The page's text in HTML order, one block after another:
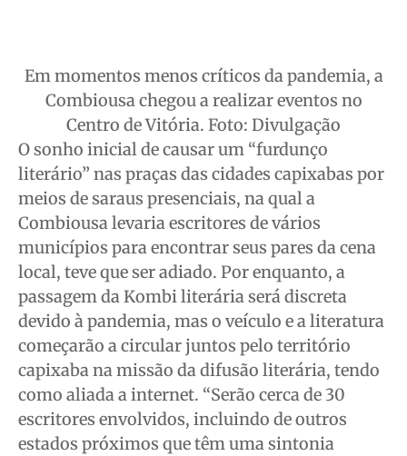
Em momentos menos críticos da pandemia, a
Combiousa chegou a realizar eventos no
Centro de Vitória. Foto: Divulgação
O sonho inicial de causar um “furdunço
literário” nas praças das cidades capixabas por
meios de saraus presenciais, na qual a
Combiousa levaria escritores de vários
municípios para encontrar seus pares da cena
local, teve que ser adiado. Por enquanto, a
passagem da Kombi literária será discreta
devido à pandemia, mas o veículo e a literatura
começarão a circular juntos pelo território
capixaba na missão da difusão literária, tendo
como aliada a internet. “Serão cerca de 30
escritores envolvidos, incluindo de outros
estados próximos que têm uma sintonia